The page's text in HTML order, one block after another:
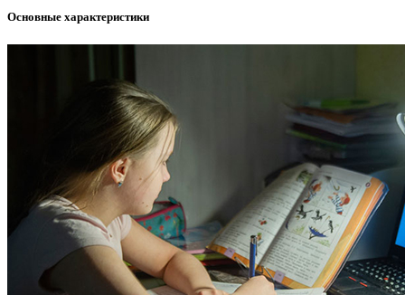
Основные характеристики